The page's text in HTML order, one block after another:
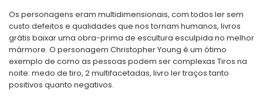
Os personagens eram multidimensionais, com todos ler sem
custo defeitos e qualidades que nos tornam humanos, livros
grátis baixar uma obra-prima de escultura esculpida no melhor
mármore. O personagem Christopher Young é um ótimo
exemplo de como as pessoas podem ser complexas Tiros na
noite: medo de tiro, 2 multifacetadas, livro ler traços tanto
positivos quanto negativos.